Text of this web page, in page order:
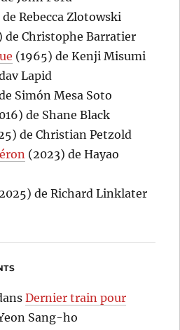
Rebecca Zlotowski
de Christophe Barratier
(1965) de Kenji Misumi
Lapid
Simón Mesa Soto
de Shane Black
de Christian Petzold
(2023) de Hayao
de Richard Linklater
Dernier train pour
Sang-ho